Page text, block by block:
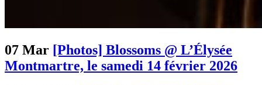
07 Mar [Photos] Blossoms @ L’Élysée
Montmartre, le samedi 14 février 2026